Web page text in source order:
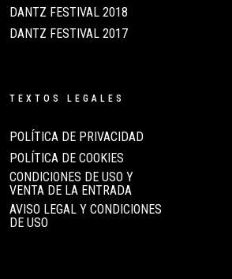
DANTZ FESTIVAL 2018
DANTZ FESTIVAL 2017
TEXTOS LEGALES
POLÍTICA DE PRIVACIDAD
POLÍTICA DE COOKIES
CONDICIONES DE USO Y
VENTA DE LA ENTRADA
AVISO LEGAL Y CONDICIONES
DE USO